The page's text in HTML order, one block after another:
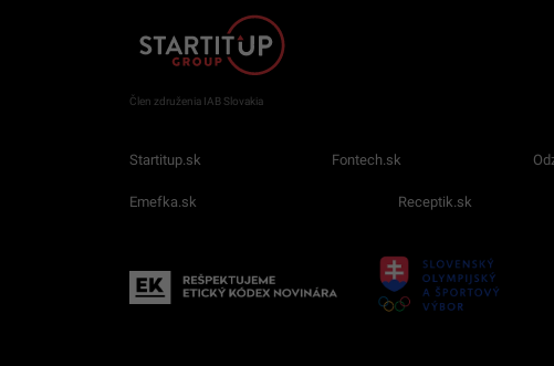
Člen združenia IAB Slovakia
Startitup.sk Fontech.sk
Emefka.sk Receptik.sk